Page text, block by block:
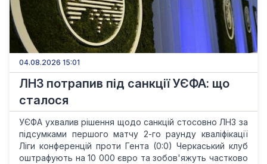
04.08.2026 15:01
ЛНЗ потрапив під санкції УЄФА: що
сталося
УЄФА ухвалив рішення щодо санкцій стосовно ЛНЗ за
підсумками першого матчу 2-го раунду кваліфікації
Ліги конференцій проти Гента (0:0) Черкаський клуб
оштрафують на 10 000 євро та зобов'яжуть частково